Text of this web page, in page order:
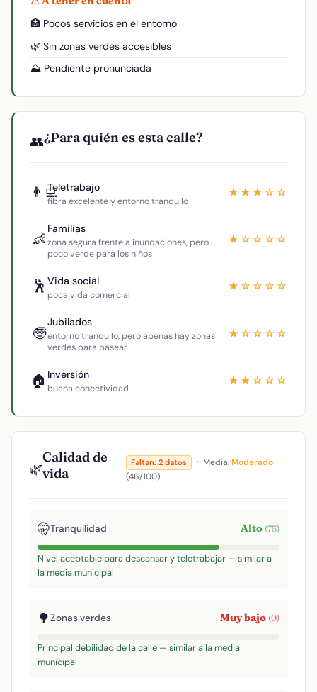
🏥 Pocos servicios en el entorno
🌿 Sin zonas verdes accesibles
⛰️ Pendiente pronunciada
👥¿Para quién es esta calle?
👨‍💻Teletrabajo
fibra excelente y entorno tranquilo
★★★☆☆
👶
Familias
zona segura frente a inundaciones, pero
poco verde para los niños
★☆☆☆☆
🕺 Vida social
poca vida comercial
★☆☆☆☆
🧓
Jubilados
entorno tranquilo, pero apenas hay zonas
verdes para pasear
★☆☆☆☆
🏠 Inversión
buena conectividad
★★☆☆☆
🌿
Calidad de
vida
Faltan: 2 datos · Media:Moderado
(46/100)
🤫Tranquilidad Alto (75)
Nivel aceptable para descansar y teletrabajar — similar a
la media municipal
🌳Zonas verdes Muy bajo (0)
Principal debilidad de la calle — similar a la media
municipal